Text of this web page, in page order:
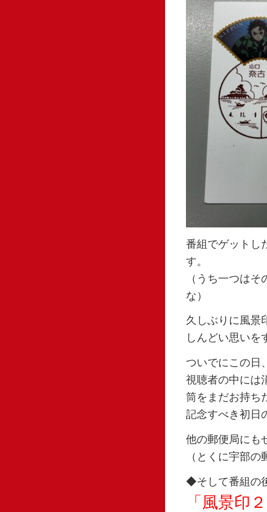
番組でゲットし
す。
（うち一つは
な）
久しぶりに風景
しんどい思いを
ついでにこの日
視聴者の中には
筒をまだお持ち
記念すべき初日
他の郵便局にも
（とくに宇部
◆そして番組の
「風景印